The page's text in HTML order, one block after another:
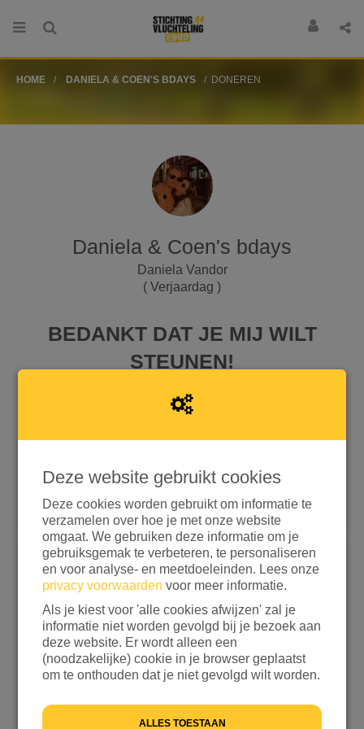
HOME DANIELA & COEN'S BDAYS DONEREN
Daniela & Coen's bdays
Daniela Vandor
( Verjaardag )
BEDANKT DAT JE MIJ WILT
STEUNEN!
Snel doneren met iDEAL | Wero
Doneren met aanvullende opties
Kies een bedrag
ANDERS
Ik wil bijdragen aan de transactiekosten en betaal
Ik wil niet bijdragen aan de transactiekosten
Deze website gebruikt cookies
Deze cookies worden gebruikt om informatie te
verzamelen over hoe je met onze website
omgaat. We gebruiken deze informatie om je
gebruiksgemak te verbeteren, te personaliseren
en voor analyse- en meetdoeleinden. Lees onze
privacy voorwaarden voor meer informatie.
Als je kiest voor 'alle cookies afwijzen' zal je
informatie niet worden gevolgd bij je bezoek aan
deze website. Er wordt alleen een
(noodzakelijke) cookie in je browser geplaatst
om te onthouden dat je niet gevolgd wilt worden.
ALLES TOESTAAN